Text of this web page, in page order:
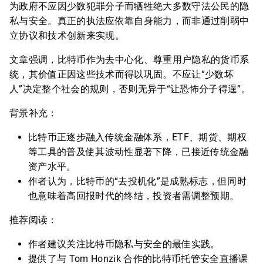
为政府不应因少数犯罪分子而牺牲绝大多数守法公民的隐
私与安全。真正的执法应依靠自身能力，而非通过削弱中
立协议和技术创新来实现。
文章强调，比特币作为去中心化、尊重用户隐私的货币系
统，其价值正因这些技术而得以巩固。不应让“少数坏
人”决定整个社会的规则，否则无异于“让恐怖分子得逞”。
背景补充：
比特币正逐步融入传统金融体系，ETF、期货、期权
等工具的普及使其波动性显著下降，已接近传统金融
资产水平。
作者认为，比特币的“去投机化”是成熟标志，但同时
也意味着高回报时代的终结，投资者需调整预期。
推荐阅读：
作者建议关注比特币隐私与安全的最佳实践。
提供了与 Tom Honzik 合作的比特币托管安全直播课